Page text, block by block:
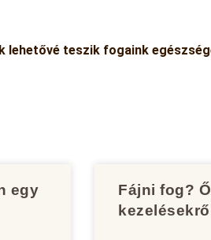
teszik fogaink
egy
Fájni fog?
kezelésekről